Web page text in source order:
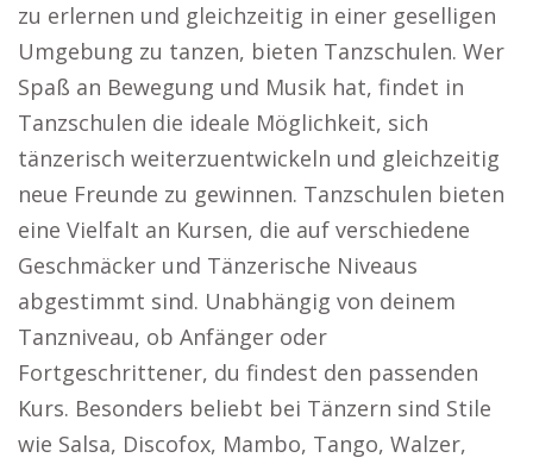
zu erlernen und gleichzeitig in einer geselligen
Umgebung zu tanzen, bieten Tanzschulen. Wer
Spaß an Bewegung und Musik hat, findet in
Tanzschulen die ideale Möglichkeit, sich
tänzerisch weiterzuentwickeln und gleichzeitig
neue Freunde zu gewinnen. Tanzschulen bieten
eine Vielfalt an Kursen, die auf verschiedene
Geschmäcker und Tänzerische Niveaus
abgestimmt sind. Unabhängig von deinem
Tanzniveau, ob Anfänger oder
Fortgeschrittener, du findest den passenden
Kurs. Besonders beliebt bei Tänzern sind Stile
wie Salsa, Discofox, Mambo, Tango, Walzer,